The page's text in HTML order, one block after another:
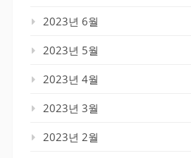
2023년 6월
2023년 5월
2023년 4월
2023년 3월
2023년 2월